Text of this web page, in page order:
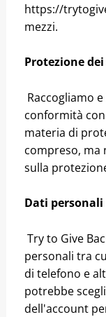
https://
mezzi.
Protezione
Raccogliamo
conformità
materia di
compreso, ma
sulla
Dati
Try to Give
personali tra
di telefono e
potrebbe
dell'account